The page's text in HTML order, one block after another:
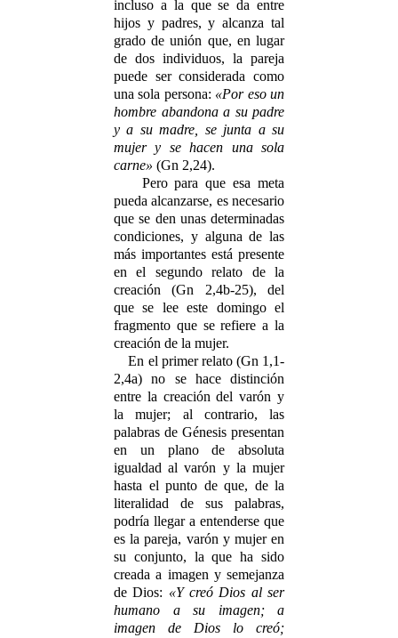
incluso a la que se da entre
hijos y padres, y alcanza tal
grado de unión que, en lugar
de dos individuos, la pareja
puede ser considerada como
una sola persona: «Por eso un
hombre abandona a su padre
y a su madre, se junta a su
mujer y se hacen una sola
carne» (Gn 2,24).
Pero para que esa meta
pueda alcanzarse, es necesario
que se den unas determinadas
condiciones, y alguna de las
más importantes está presente
en el segundo relato de la
creación (Gn 2,4b-25), del
que se lee este domingo el
fragmento que se refiere a la
creación de la mujer.
En el primer relato (Gn 1,1-
2,4a) no se hace distinción
entre la creación del varón y
la mujer; al contrario, las
palabras de Génesis presentan
en un plano de absoluta
igualdad al varón y la mujer
hasta el punto de que, de la
literalidad de sus palabras,
podría llegar a entenderse que
es la pareja, varón y mujer en
su conjunto, la que ha sido
creada a imagen y semejanza
de Dios: «Y creó Dios al ser
humano a su imagen; a
imagen de Dios lo creó;